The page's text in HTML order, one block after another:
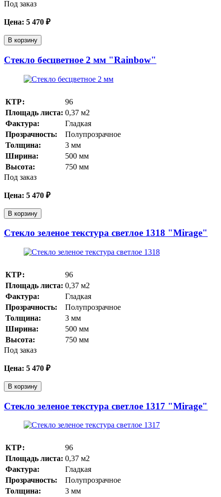
Под заказ
Цена: 5 470 ₽
В корзину
Стекло бесцветное 2 мм "Rainbow"
КТР:
96
Площадь листа: 0,37 м2
Фактура:
Гладкая
Прозрачность:
Полупрозрачное
Толщина:
3 мм
Ширина:
500 мм
Высота:
750 мм
Под заказ
Цена: 5 470 ₽
В корзину
Стекло зеленое текстура светлое 1318 "Mirage"
КТР:
96
Площадь листа: 0,37 м2
Фактура:
Гладкая
Прозрачность:
Полупрозрачное
Толщина:
3 мм
Ширина:
500 мм
Высота:
750 мм
Под заказ
Цена: 5 470 ₽
В корзину
Стекло зеленое текстура светлое 1317 "Mirage"
КТР:
96
Площадь листа: 0,37 м2
Фактура:
Гладкая
Прозрачность:
Полупрозрачное
Толщина:
3 мм